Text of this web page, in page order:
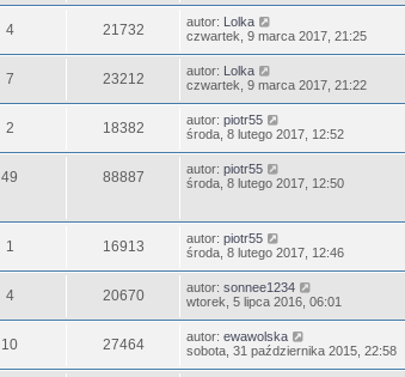
4 21732 autor: Lolka
czwartek, 9 marca 2017, 21:25
7 23212 autor: Lolka
czwartek, 9 marca 2017, 21:22
2 18382 autor: piotr55
środa, 8 lutego 2017, 12:52
49 88887 autor: piotr55
środa, 8 lutego 2017, 12:50
1 16913 autor: piotr55
środa, 8 lutego 2017, 12:46
4 20670 autor: sonnee1234
wtorek, 5 lipca 2016, 06:01
10 27464 autor: ewawolska
sobota, 31 października 2015, 22:58